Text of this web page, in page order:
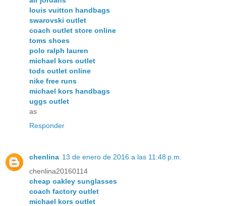
louis vuitton handbags
swarovski outlet
coach outlet store online
toms shoes
polo ralph lauren
michael kors outlet
tods outlet online
nike free runs
michael kors handbags
uggs outlet
as
Responder
chenlina 13 de enero de 2016 a las 11:48 p.m.
chenlina20160114
cheap oakley sunglasses
coach factory outlet
michael kors outlet